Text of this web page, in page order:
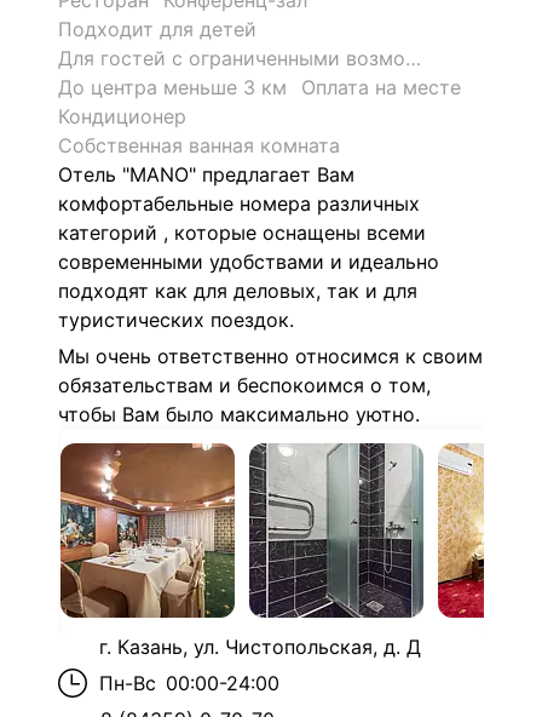
Подходит для детей
Для гостей с ограниченными возможностями
До центра меньше 3 км
Оплата на месте
Кондиционер
Собственная ванная комната
Отель "MANO" предлагает Вам
комфортабельные номера различных
категорий , которые оснащены всеми
современными удобствами и идеально
подходят как для деловых, так и для
туристических поездок.
Мы очень ответственно относимся к своим
обязательствам и беспокоимся о том,
чтобы Вам было максимально уютно.
г. Казань, ул. Чистопольская, д. Д
Пн-Вс 00:00-24:00